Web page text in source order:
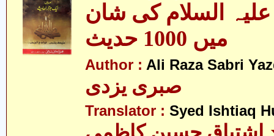
السلام کی شان
Author : Ali Raza Sabri
Translator : Syed Ishtiaq